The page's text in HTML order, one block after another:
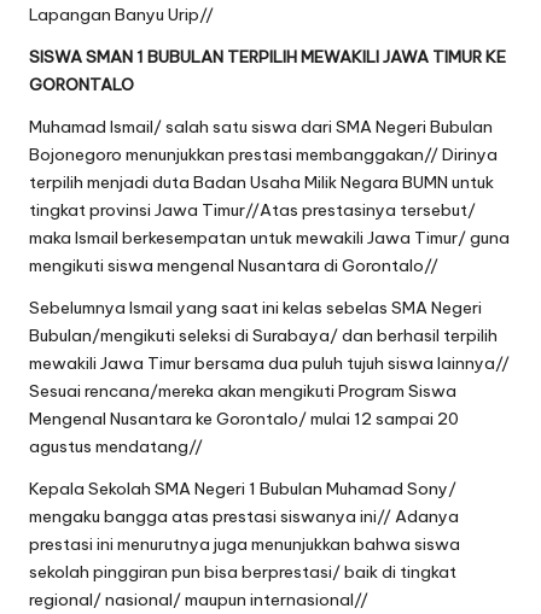
Lapangan Banyu Urip//
SISWA SMAN 1 BUBULAN TERPILIH MEWAKILI JAWA TIMUR KE
GORONTALO
Muhamad Ismail/ salah satu siswa dari SMA Negeri Bubulan
Bojonegoro menunjukkan prestasi membanggakan// Dirinya
terpilih menjadi duta Badan Usaha Milik Negara BUMN untuk
tingkat provinsi Jawa Timur//Atas prestasinya tersebut/
maka Ismail berkesempatan untuk mewakili Jawa Timur/ guna
mengikuti siswa mengenal Nusantara di Gorontalo//
Sebelumnya Ismail yang saat ini kelas sebelas SMA Negeri
Bubulan/mengikuti seleksi di Surabaya/ dan berhasil terpilih
mewakili Jawa Timur bersama dua puluh tujuh siswa lainnya//
Sesuai rencana/mereka akan mengikuti Program Siswa
Mengenal Nusantara ke Gorontalo/ mulai 12 sampai 20
agustus mendatang//
Kepala Sekolah SMA Negeri 1 Bubulan Muhamad Sony/
mengaku bangga atas prestasi siswanya ini// Adanya
prestasi ini menurutnya juga menunjukkan bahwa siswa
sekolah pinggiran pun bisa berprestasi/ baik di tingkat
regional/ nasional/ maupun internasional//